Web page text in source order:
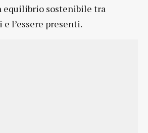
equilibrio sostenibile tra
e l’essere presenti.